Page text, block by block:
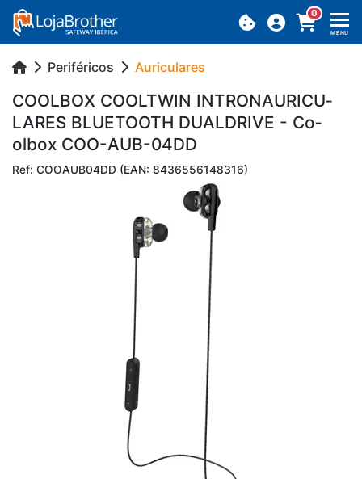
0
MENU
Periféricos Auriculares
CO­OLBOX CO­OLTWIN IN­TRO­NAU­RI­CU­
LARES BLU­E­TOOTH DU­AL­DRIVE - Co­
olbox COO-AUB-04DD
Ref: COOAUB04DD (EAN: 8436556148316)